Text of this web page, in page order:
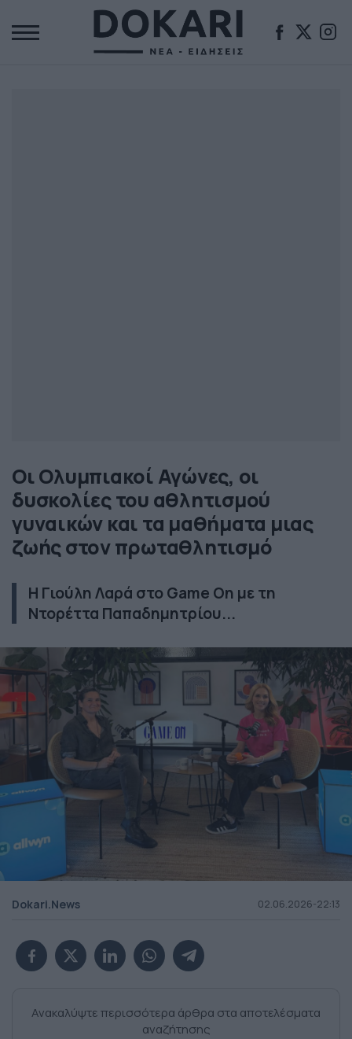
Οι Ολυμπιακοί Αγώνες, οι
δυσκολίες του αθλητισμού
γυναικών και τα μαθήματα μιας
ζωής στον πρωταθλητισμό
Η Γιούλη Λαρά στο Game On με τη
Ντορέττα Παπαδημητρίου...
Dokari.News 02.06.2026-22:13
Ανακαλύψτε περισσότερα άρθρα στα αποτελέσματα
αναζήτησης